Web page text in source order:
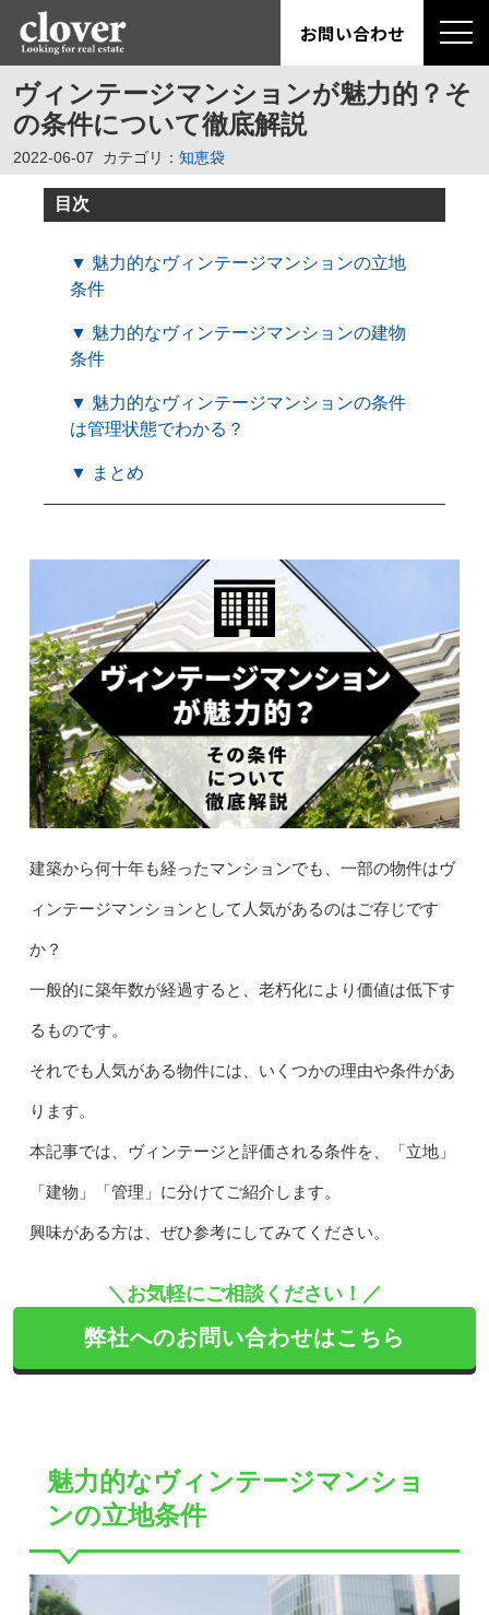
お問い合わせ
ヴィンテージマンションが魅力的？そ
の条件について徹底解説
2022-06-07 カテゴリ： 知恵袋
目次
▼ 魅力的なヴィンテージマンションの立地
条件
▼ 魅力的なヴィンテージマンションの建物
条件
▼ 魅力的なヴィンテージマンションの条件
は管理状態でわかる？
▼ まとめ
建築から何十年も経ったマンションでも、一部の物件はヴ
ィンテージマンションとして人気があるのはご存じです
か？
一般的に築年数が経過すると、老朽化により価値は低下す
るものです。
それでも人気がある物件には、いくつかの理由や条件があ
ります。
本記事では、ヴィンテージと評価される条件を、「立地」
「建物」「管理」に分けてご紹介します。
興味がある方は、ぜひ参考にしてみてください。
＼お気軽にご相談ください！／
弊社へのお問い合わせはこちら
魅力的なヴィンテージマンショ
ンの立地条件